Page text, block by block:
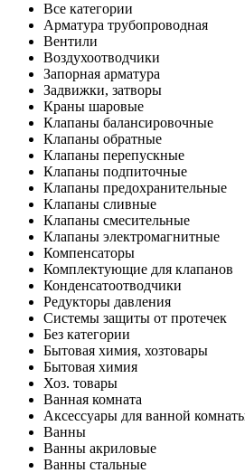
Все категории
Арматура трубопроводная
Вентили
Воздухоотводчики
Запорная арматура
Задвижки, затворы
Краны шаровые
Клапаны балансировочные
Клапаны обратные
Клапаны перепускные
Клапаны подпиточные
Клапаны предохранительные
Клапаны сливные
Клапаны смесительные
Клапаны электромагнитные
Компенсаторы
Комплектующие для клапанов
Конденсатоотводчики
Редукторы давления
Системы защиты от протечек
Без категории
Бытовая химия, хозтовары
Бытовая химия
Хоз. товары
Ванная комната
Аксессуары для ванной
Ванны
Ванны акриловые
Ванны стальные